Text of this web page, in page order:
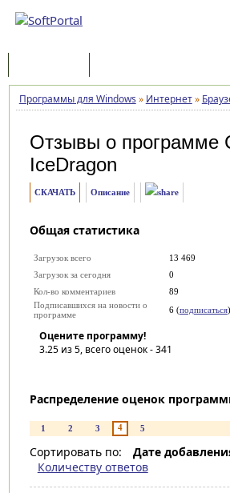
Программы для Windows » Интернет»
Отзывы о программе
IceDragon
СКАЧАТЬ Описание
Общая статистика
Загрузок всего
13 469
Загрузок за сегодня
0
Кол-во комментариев
89
Подписавшихся на новости о
программе
6 (подписаться)
Оцените программу!
3.25из 5, всего оценок -341
Распределение оценок
1 2 3 4 5
Сортировать по: Дате
Количеству ответов